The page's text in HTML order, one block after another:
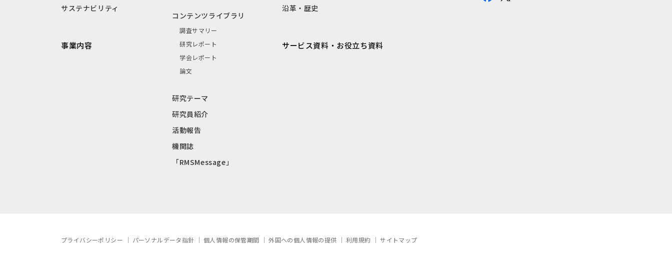
サステナビリティ
事業内容
コンテンツライブラリ
調査サマリー
研究レポート
学会レポート
論文
研究テーマ
研究員紹介
活動報告
機関誌
「RMSMessage」
沿革・歴史
サービス資料・お役立ち資料
プライバシーポリシー パーソナルデータ指針 個人情報の保管期間 外国への個人情報の提供 利用規約 サイトマップ